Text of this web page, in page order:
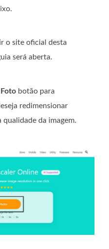
o site oficial desta
será aberta.
botão para
redimensionar
da imagem.